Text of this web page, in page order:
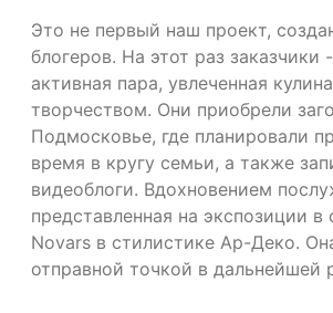
Это не первый наш проект,
блогеров. На этот раз заказчики
активная пара, увлеченная
творчеством. Они приобрели
Подмосковье, где планировали
время в кругу семьи, а также
видеоблоги. Вдохновением
представленная на экспозиции в
Novars в стилистике Ар-Деко.
отправной точкой в дальнейшей